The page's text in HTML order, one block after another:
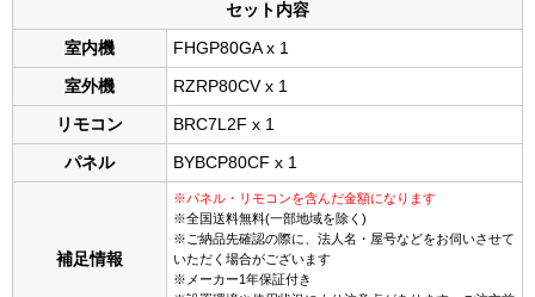
セット内容
室内機 FHGP80GA x 1
室外機 RZRP80CV x 1
リモコン BRC7L2F x 1
パネル BYBCP80CF x 1
補足情報
※パネル・リモコンを含んだ金額になります
※全国送料無料(一部地域を除く)
※ご納品先確認の際に、法人名・屋号などをお伺いさせて
いただく場合がございます
※メーカー1年保証付き